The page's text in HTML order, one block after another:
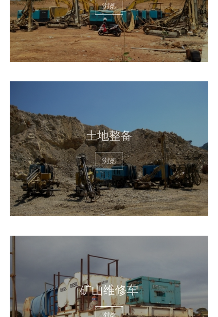
浏览
土地整备
浏览
矿山维修车
浏览